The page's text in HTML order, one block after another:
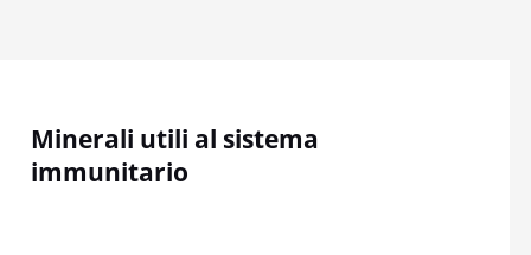
Minerali utili al sistema
immunitario